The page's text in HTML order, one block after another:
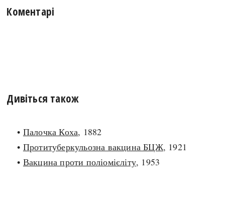
Коментарі
Дивіться також
• Палочка Коха, 1882
• Протитуберкульозна вакцина БЦЖ, 1921
• Вакцина проти поліомієліту, 1953